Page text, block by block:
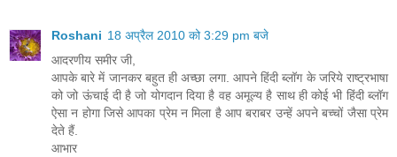
Roshani 18 अप्रैल 2010 को 3:29 pm बजे
आदरणीय समीर जी,
आपके बारे में जानकर बहुत ही अच्छा लगा. आपने हिंदी ब्लॉग के जरिये राष्ट्रभाषा
को जो ऊंचाई दी है जो योगदान दिया है वह अमूल्य है साथ ही कोई भी हिंदी ब्लॉग
ऐसा न होगा जिसे आपका प्रेम न मिला है आप बराबर उन्हें अपने बच्चों जैसा प्रेम
देते हैं.
आभार